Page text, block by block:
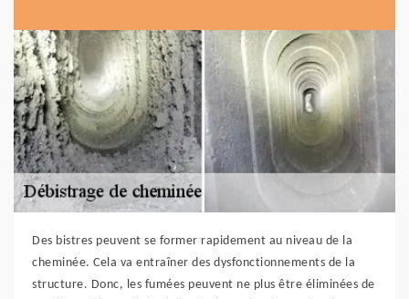
Des bistres peuvent se former rapidement au niveau de la
cheminée. Cela va entraîner des dysfonctionnements de la
structure. Donc, les fumées peuvent ne plus être éliminées de